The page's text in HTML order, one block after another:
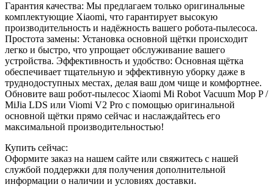
Гарантия качества: Мы предлагаем только оригинальные
комплектующие Xiaomi, что гарантирует высокую
производительность и надёжность вашего робота-пылесоса.
Простота замены: Установка основной щётки происходит
легко и быстро, что упрощает обслуживание вашего
устройства. Эффективность и удобство: Основная щётка
обеспечивает тщательную и эффективную уборку даже в
труднодоступных местах, делая ваш дом чище и комфортнее.
Обновите ваш робот-пылесос Xiaomi Mi Robot Vacuum Mop P /
MiJia LDS или Viomi V2 Pro с помощью оригинальной
основной щётки прямо сейчас и наслаждайтесь его
максимальной производительностью!
Купить сейчас:
Оформите заказ на нашем сайте или свяжитесь с нашей
службой поддержки для получения дополнительной
информации о наличии и условиях доставки.